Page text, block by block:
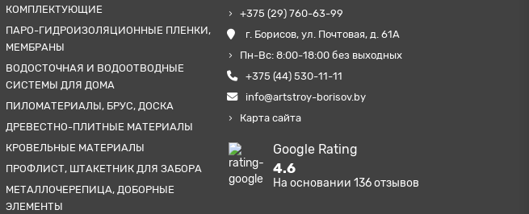
КОМПЛЕКТУЮЩИЕ
ПАРО-ГИДРОИЗОЛЯЦИОННЫЕ ПЛЕНКИ,
МЕМБРАНЫ
ВОДОСТОЧНАЯ И ВОДООТВОДНЫЕ
СИСТЕМЫ ДЛЯ ДОМА
ПИЛОМАТЕРИАЛЫ, БРУС, ДОСКА
ДРЕВЕСТНО-ПЛИТНЫЕ МАТЕРИАЛЫ
КРОВЕЛЬНЫЕ МАТЕРИАЛЫ
ПРОФЛИСТ, ШТАКЕТНИК ДЛЯ ЗАБОРА
МЕТАЛЛОЧЕРЕПИЦА, ДОБОРНЫЕ
ЭЛЕМЕНТЫ
+375 (29) 760-63-99
г. Борисов, ул. Почтовая, д. 61А
Пн-Вс: 8:00-18:00 без выходных
+375 (44) 530-11-11
info@artstroy-borisov.by
Карта сайта
Google Rating
4.6
На основании 136отзывов